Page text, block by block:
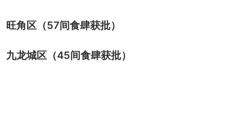
旺角区（57间食肆获批）
九龙城区（45间食肆获批）